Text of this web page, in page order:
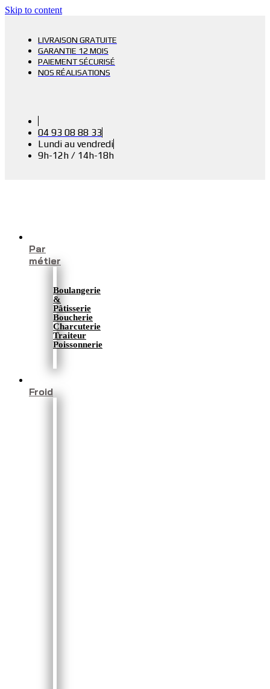
Skip to content
LIVRAISON GRATUITE
GARANTIE 12 MOIS
PAIEMENT SÉCURISÉ
NOS RÉALISATIONS
04 93 08 88 33
Lundi au vendredi
9h-12h / 14h-18h
Par
métier
Boulangerie
&
Pâtisserie
Boucherie
Charcuterie
Traiteur
Poissonnerie
Froid